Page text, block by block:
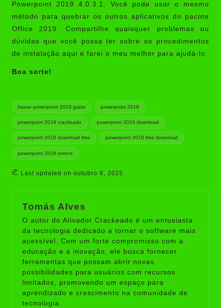
Powerpoint 2019 4.0.3.1. Você pode usar o mesmo
método para quebrar os outros aplicativos do pacote
Office 2019. Compartilhe quaisquer problemas ou
dúvidas que você possa ter sobre os procedimentos
de instalação aqui e farei o meu melhor para ajudá-lo.
Boa sorte!
Tags:
baixar powerpoint 2019 gratis powerpoint 2019
powerpoint 2019 crackeado powerpoint 2019 download
powerpoint 2019 download free powerpoint 2019 free download
powerpoint 2019 torrent
Last updated on outubro 8, 2025
Tomás Alves
O autor do Ativador Crackeado é um entusiasta
da tecnologia dedicado a tornar o software mais
acessível. Com um forte compromisso com a
educação e a inovação, ele busca fornecer
ferramentas que possam abrir novas
possibilidades para usuários com recursos
limitados, promovendo um espaço para
aprendizado e crescimento na comunidade de
tecnologia.